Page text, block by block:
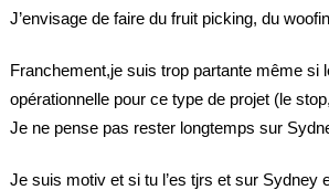
J’envisage de faire du fruit picking, du
Franchement,je suis trop partante même si
opérationnelle pour ce type de projet (le
Je ne pense pas rester longtemps sur
Je suis motiv et si tu l’es tjrs et sur Sydney